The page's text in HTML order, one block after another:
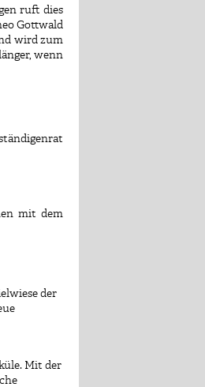
ruft dies
Gottwald
wird zum
wenn
mit dem
der
Mit der